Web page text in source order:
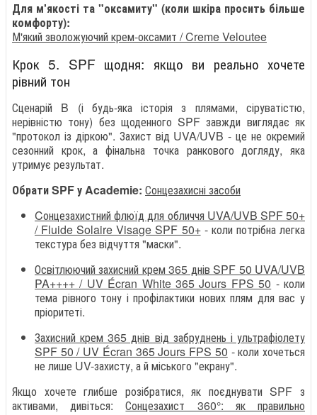
Для м'якості та "оксамиту" (коли шкіра просить більше
комфорту):
М'який зволожуючий крем-оксамит / Creme Veloutee
Крок 5. SPF щодня: якщо ви реально хочете
рівний тон
Сценарій B (і будь-яка історія з плямами, сіруватістю,
нерівністю тону) без щоденного SPF завжди виглядає як
"протокол із діркою". Захист від UVA/UVB - це не окремий
сезонний крок, а фінальна точка ранкового догляду, яка
утримує результат.
Обрати SPF у Academie: Сонцезахисні засоби
Cонцезахистний флюїд для обличчя UVA/UVB SPF 50+
/ Fluide Solaire Visage SPF 50+- коли потрібна легка
текстура без відчуття "маски".
Освітлюючий захисний крем 365 днів SPF 50 UVA/UVB
PA++++ / UV Écran White 365 Jours FPS 50 - коли
тема рівного тону і профілактики нових плям для вас у
пріоритеті.
Захисний крем 365 днів від забруднень і ультрафіолету
SPF 50 / UV Écran 365 Jours FPS 50 - коли хочеться
не лише UV-захисту, а й міського "екрану".
Якщо хочете глибше розібратися, як поєднувати SPF з
активами, дивіться:Сонцезахист 360°: як правильно